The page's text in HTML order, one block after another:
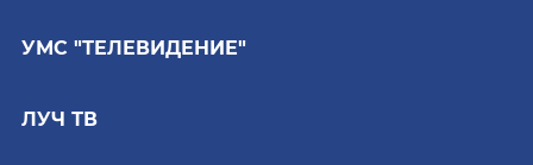
УМС "ТЕЛЕВИДЕНИЕ"
ЛУЧ ТВ